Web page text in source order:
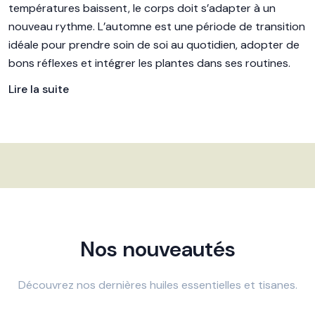
températures baissent, le corps doit s’adapter à un
nouveau rythme. L’automne est une période de transition
idéale pour prendre soin de soi au quotidien, adopter de
bons réflexes et intégrer les plantes dans ses routines.
Lire la suite
Nos nouveautés
Découvrez nos dernières huiles essentielles et tisanes.